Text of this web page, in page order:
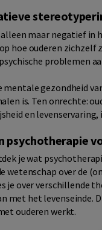
maar negatief in
hoe ouderen zichzelf
problemen
mentale gezondheid
is. Ten onrechte:
en
psychotherapie
je wat
wetenschap over de
je over verschillende
met het levenseinde.
ouderen werkt.